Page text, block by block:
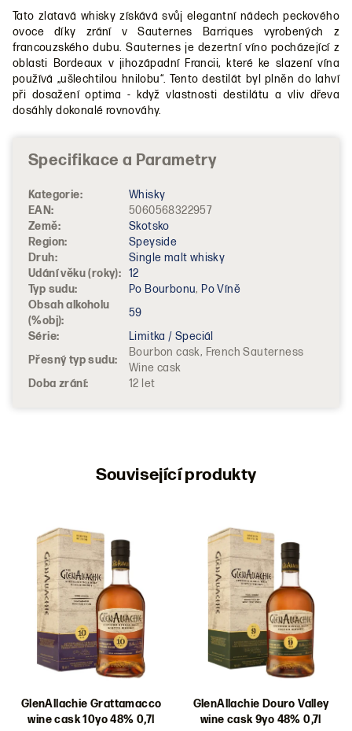
Tato zlatavá whisky získává svůj elegantní nádech peckového
ovoce díky zrání v Sauternes Barriques vyrobených z
francouzského dubu. Sauternes je dezertní víno pocházející z
oblasti Bordeaux v jihozápadní Francii, které ke slazení vína
používá „ušlechtilou hnilobu“. Tento destilát byl plněn do lahví
při dosažení optima - když vlastnosti destilátu a vliv dřeva
dosáhly dokonalé rovnováhy.
Kategorie:
Whisky
EAN:
5060568322957
Země:
Skotsko
Region:
Speyside
Druh:
Single malt whisky
Udání věku (roky): 12
Typ sudu: Po Bourbonu, Po Víně
Obsah alkoholu
(%obj):
59
Série:
Limitka / Speciál
Přesný typ sudu:
Bourbon cask, French Sauterness
Wine cask
Doba zrání: 12 let
Související produkty
GlenAllachie Grattamacco
wine cask 10yo 48% 0,7l
GlenAllachie Douro Valley
wine cask 9yo 48% 0,7l